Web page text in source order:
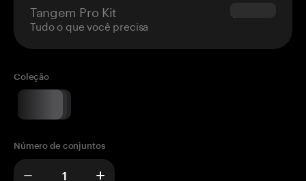
Tangem Pro Kit
Tudo o que você precisa
$180.00
Coleção
Número de conjuntos